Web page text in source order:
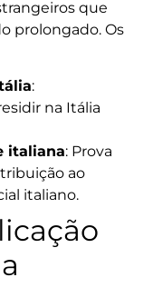
que
prolongado. Os
:
na Itália
italiana: Prova
ao
italiano.